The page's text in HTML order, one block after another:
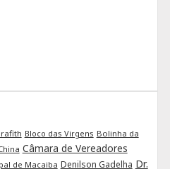
Bloco das Virgens Bolinha da
Câmara de Vereadores
de Macaiba Denilson Gadelha Dr.